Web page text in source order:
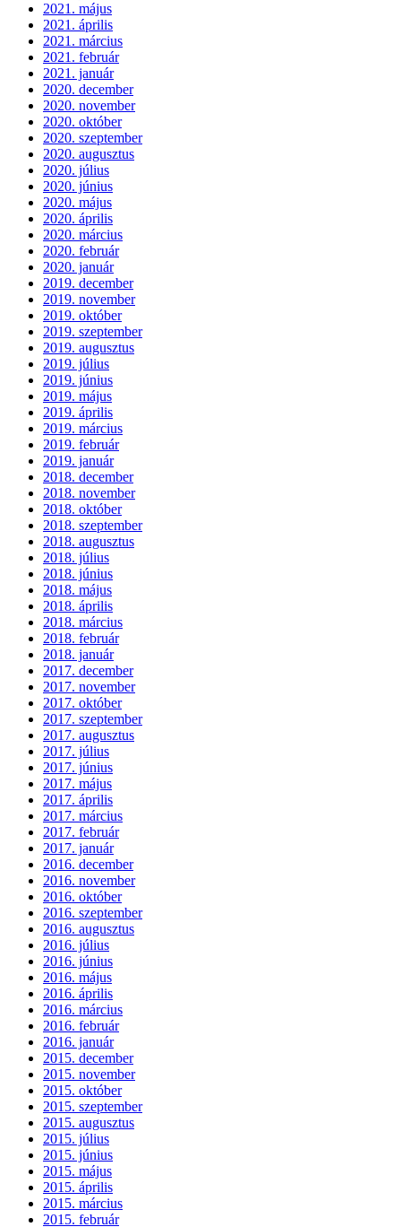
2021. május
2021. április
2021. március
2021. február
2021. január
2020. december
2020. november
2020. október
2020. szeptember
2020. augusztus
2020. július
2020. június
2020. május
2020. április
2020. március
2020. február
2020. január
2019. december
2019. november
2019. október
2019. szeptember
2019. augusztus
2019. július
2019. június
2019. május
2019. április
2019. március
2019. február
2019. január
2018. december
2018. november
2018. október
2018. szeptember
2018. augusztus
2018. július
2018. június
2018. május
2018. április
2018. március
2018. február
2018. január
2017. december
2017. november
2017. október
2017. szeptember
2017. augusztus
2017. július
2017. június
2017. május
2017. április
2017. március
2017. február
2017. január
2016. december
2016. november
2016. október
2016. szeptember
2016. augusztus
2016. július
2016. június
2016. május
2016. április
2016. március
2016. február
2016. január
2015. december
2015. november
2015. október
2015. szeptember
2015. augusztus
2015. július
2015. június
2015. május
2015. április
2015. március
2015. február